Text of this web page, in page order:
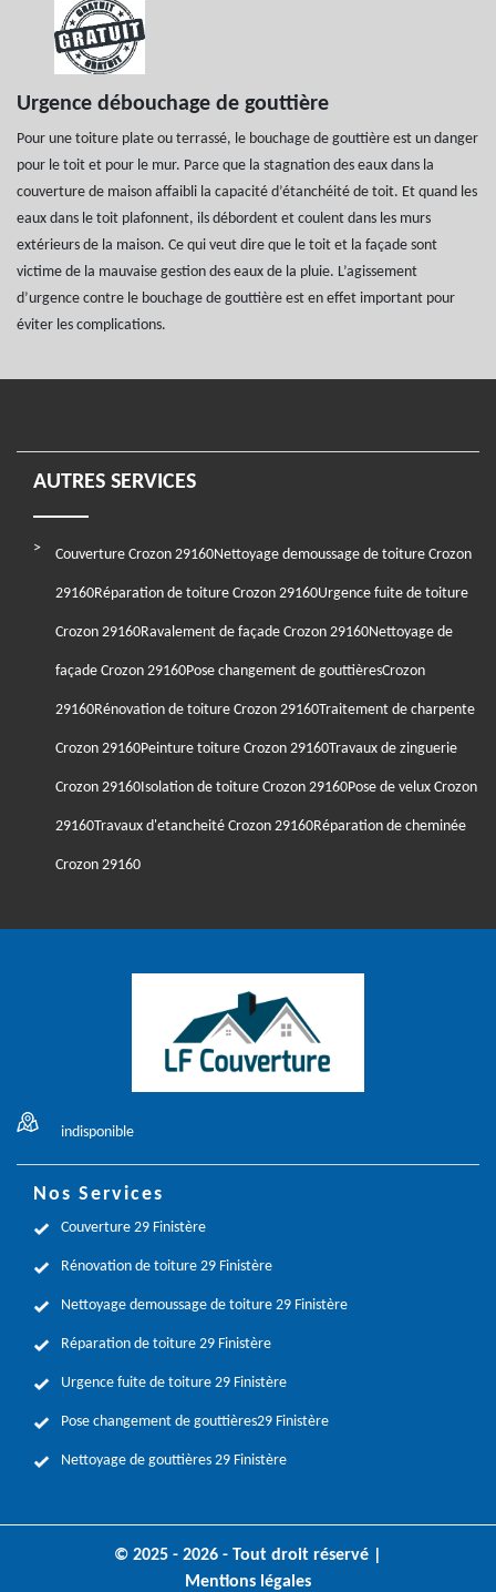
Urgence débouchage de gouttière
Pour une toiture plate ou terrassé, le bouchage de gouttière est un danger
pour le toit et pour le mur. Parce que la stagnation des eaux dans la
couverture de maison affaibli la capacité d’étanchéité de toit. Et quand les
eaux dans le toit plafonnent, ils débordent et coulent dans les murs
extérieurs de la maison. Ce qui veut dire que le toit et la façade sont
victime de la mauvaise gestion des eaux de la pluie. L’agissement
d’urgence contre le bouchage de gouttière est en effet important pour
éviter les complications.
AUTRES SERVICES
Couverture Crozon 29160Nettoyage demoussage de toiture Crozon
29160Réparation de toiture Crozon 29160Urgence fuite de toiture
Crozon 29160Ravalement de façade Crozon 29160Nettoyage de
façade Crozon 29160Pose changement de gouttièresCrozon
29160Rénovation de toiture Crozon 29160Traitement de charpente
Crozon 29160Peinture toiture Crozon 29160Travaux de zinguerie
Crozon 29160Isolation de toiture Crozon 29160Pose de velux Crozon
29160Travaux d'etancheité Crozon 29160Réparation de cheminée
Crozon 29160
indisponible
Nos Services
Couverture 29 Finistère
Rénovation de toiture 29 Finistère
Nettoyage demoussage de toiture 29 Finistère
Réparation de toiture 29 Finistère
Urgence fuite de toiture 29 Finistère
Pose changement de gouttières29 Finistère
Nettoyage de gouttières 29 Finistère
© 2025 - 2026 - Tout droit réservé |
Mentions légales